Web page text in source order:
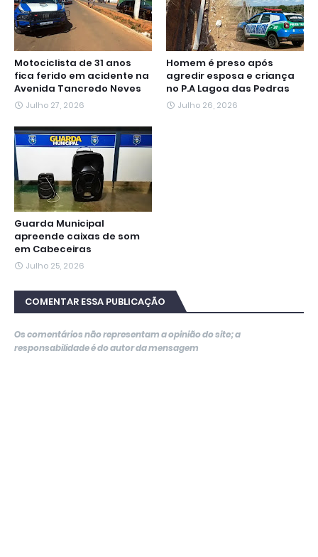
Motociclista de 31 anos
fica ferido em acidente na
Avenida Tancredo Neves
Julho 27, 2026
Homem é preso após
agredir esposa e criança
no P.A Lagoa das Pedras
Julho 26, 2026
Guarda Municipal
apreende caixas de som
em Cabeceiras
Julho 25, 2026
COMENTAR ESSA PUBLICAÇÃO
Os comentários não representam a opinião do site; a
responsabilidade é do autor da mensagem